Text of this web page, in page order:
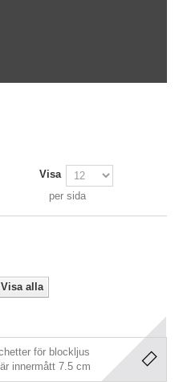
Visa
per sida
Visa alla